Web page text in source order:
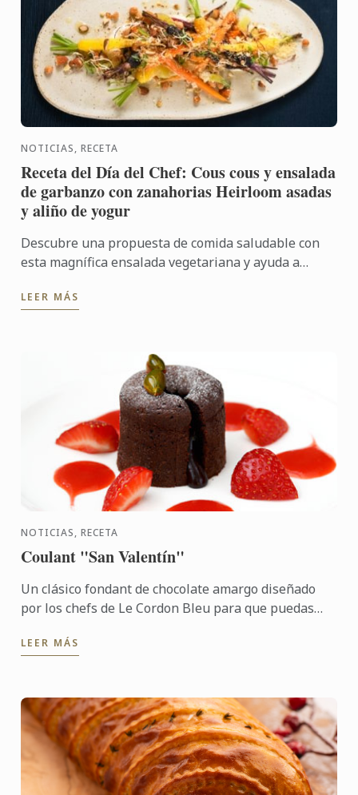
NOTICIAS, RECETA
Receta del Día del Chef: Cous cous y ensalada
de garbanzo con zanahorias Heirloom asadas
y aliño de yogur
Descubre una propuesta de comida saludable con
esta magnífica ensalada vegetariana y ayuda a
través de una ...
LEER MÁS
NOTICIAS, RECETA
Coulant "San Valentín"
Un clásico fondant de chocolate amargo diseñado
por los chefs de Le Cordon Bleu para que puedas
LEER MÁS